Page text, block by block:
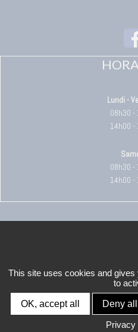
Lundi -
08h30 -
14h00 -
08h30 -
14h00 -
−
OpenStreetMap
This site uses cookies and
to
OK, accept all Deny
Privacy